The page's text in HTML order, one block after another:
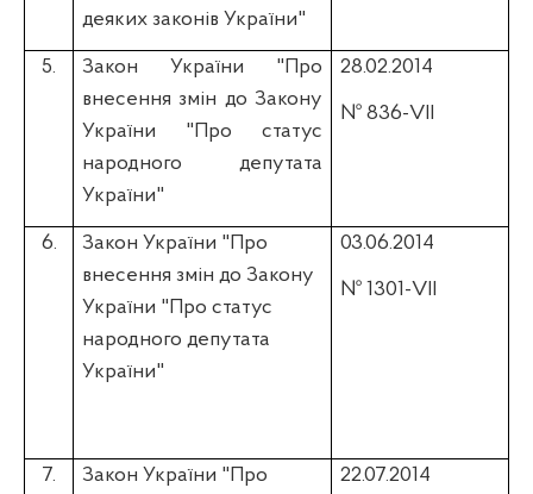
деяких законів України"
5.
Закон України "Про
внесення змін до Закону
України "Про статус
народного депутата
України"
28.02.2014
№ 836-VII
6.
Закон України "Про
внесення змін до Закону
України "Про статус
народного депутата
України"
03.06.2014
№ 1301-VII
7.
Закон України "Про
22.07.2014